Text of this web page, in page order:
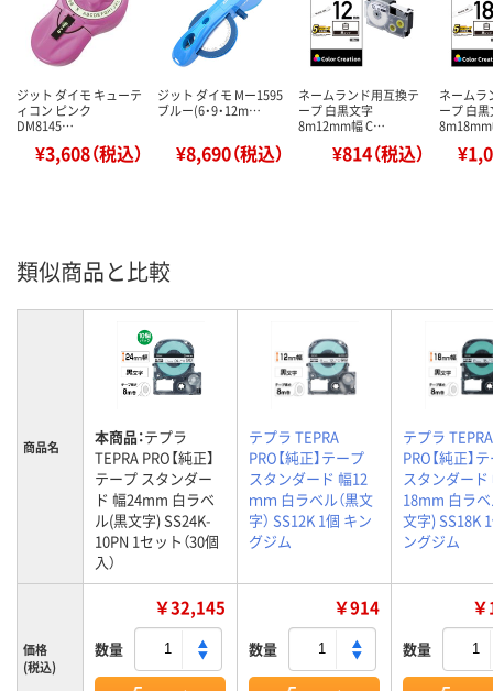
ジット ダイモ キューテ
ィコン ピンク
DM8145…
¥3,608（税込）
ジット ダイモ Mー1595
ブルー(6・9・12m…
¥8,690（税込）
ネームランド用互換テ
ープ 白黒文字
8m12mm幅 C…
¥814（税込）
ネームラ
ープ 白
類似商品と比較
商品名 本商品：テプラ
TEPRA PRO【純正】
テープ スタンダー
ド 幅24mm 白ラベ
ル(黒文字) SS24K-
10PN 1セット（30個
入）
テプラ TEPRA
PRO【純正】テープ
スタンダード 幅12
ｍｍ 白ラベル（黒文
字） SS12K 1個 キン
グジム
テプラ TEPRA
PRO【純正】
スタンダード
18mm 白ラ
文字) SS18K
ングジム
価格
(税込)
￥32,145
数量
￥914
数量 数量